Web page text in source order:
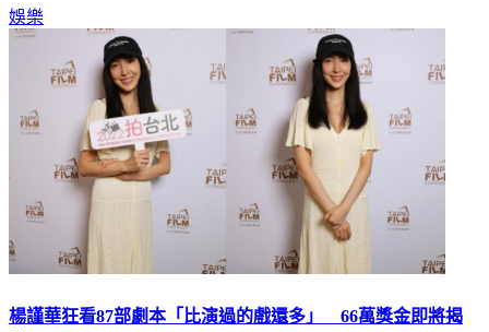
娛樂
楊謹華狂看87部劇本「比演過的戲還多」 66萬獎金即將揭